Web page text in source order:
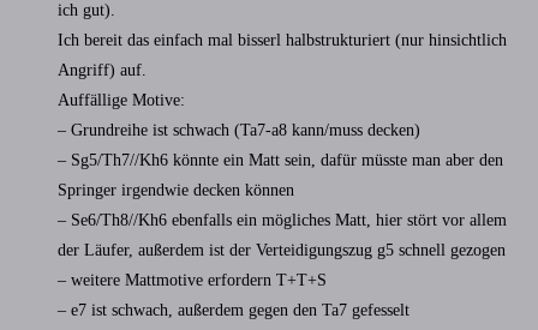
ich gut).
Ich bereit das einfach mal bisserl halbstrukturiert (nur hinsichtlich
Angriff) auf.
Auffällige Motive:
– Grundreihe ist schwach (Ta7-a8 kann/muss decken)
– Sg5/Th7//Kh6 könnte ein Matt sein, dafür müsste man aber den
Springer irgendwie decken können
– Se6/Th8//Kh6 ebenfalls ein mögliches Matt, hier stört vor allem
der Läufer, außerdem ist der Verteidigungszug g5 schnell gezogen
– weitere Mattmotive erfordern T+T+S
– e7 ist schwach, außerdem gegen den Ta7 gefesselt